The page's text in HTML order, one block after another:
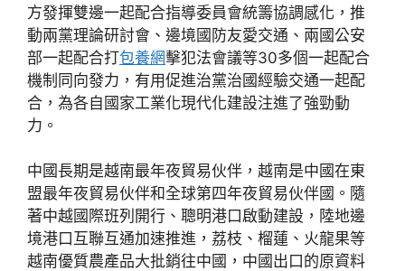
方發揮雙邊一起配合指導委員會統籌協調感化，推
動兩黨理論研討會、邊境國防友愛交通、兩國公安
部一起配合打包養網擊犯法會議等30多個一起配合
機制同向發力，有用促進治黨治國經驗交通一起配
合，為各自國家工業化現代化建設注進了強勁動
力。
中國長期是越南最年夜貿易伙伴，越南是中國在東
盟最年夜貿易伙伴和全球第四年夜貿易伙伴國。隨
著中越國際班列開行、聰明港口啟動建設，陸地邊
境港口互聯互通加速推進，荔枝、榴蓮、火龍果等
越南優質農產品大批銷往中國，中國出口的原資料